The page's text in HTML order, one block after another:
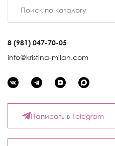
8 (981) 047-70-05
info@kristina-milan.com
Написать в Telegram